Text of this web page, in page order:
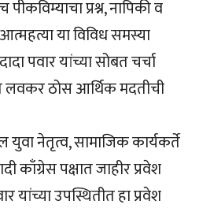
प्रश्न, नापिकी व
या विविध समस्या
पवार यांच्या सोबत चर्चा
ठोस आर्थिक मदतीची
युवा नेतृत्व, सामाजिक कार्यकर्ते
काँग्रेस पक्षात जाहीर प्रवेश
यांच्या उपस्थितीत हा प्रवेश